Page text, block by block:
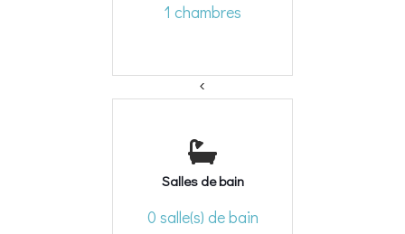
1 chambres
<
Salles de bain
0 salle(s) de bain